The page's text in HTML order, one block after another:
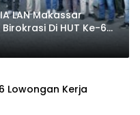
LAN Makassar
Di HUT Ke-69
Lowongan Kerja